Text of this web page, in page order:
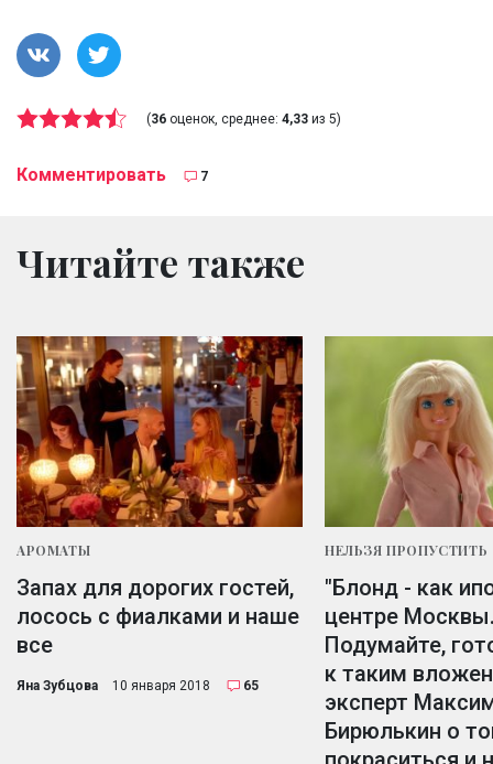
(36 оценок, среднее: 4,33 из 5)
Комментировать 7
Читайте также
АРОМАТЫ
Запах для дорогих гостей,
лосось с фиалками и наше
все
Яна Зубцова 10 января 2018 65
НЕЛЬЗЯ ПРОПУСТИТЬ
"Блонд - как
центре
Подумайте,
к таким
эксперт
Бирюлькин о